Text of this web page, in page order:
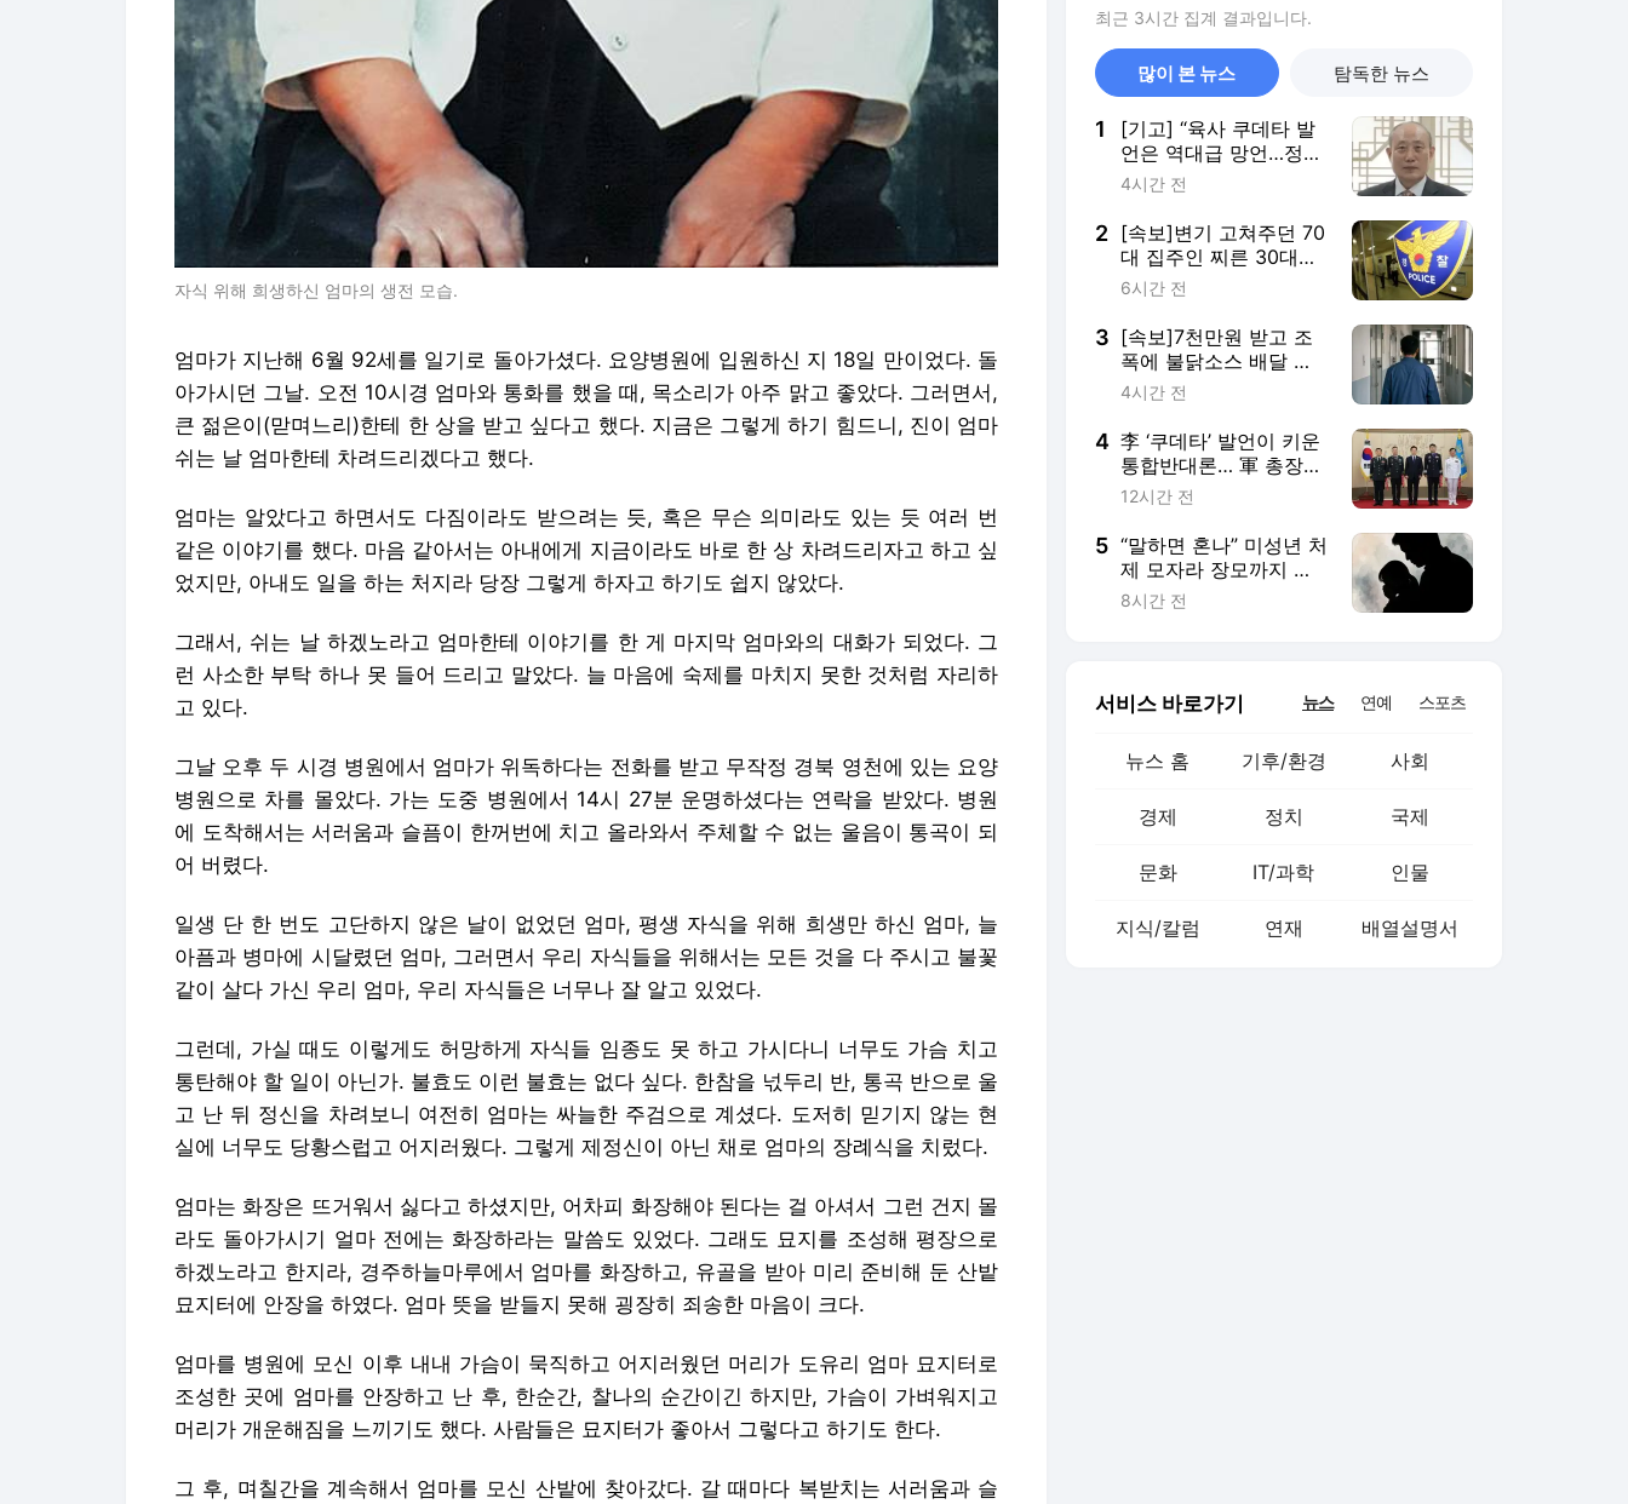
자식 위해 희생하신 엄마의 생전 모습.
엄마가 지난해 6월 92세를 일기로 돌아가셨다. 요양병원에 입원하신 지 18일 만이었다. 돌
아가시던 그날. 오전 10시경 엄마와 통화를 했을 때, 목소리가 아주 맑고 좋았다. 그러면서,
큰 젊은이(맏며느리)한테 한 상을 받고 싶다고 했다. 지금은 그렇게 하기 힘드니, 진이 엄마
쉬는 날 엄마한테 차려드리겠다고 했다.
엄마는 알았다고 하면서도 다짐이라도 받으려는 듯, 혹은 무슨 의미라도 있는 듯 여러 번
같은 이야기를 했다. 마음 같아서는 아내에게 지금이라도 바로 한 상 차려드리자고 하고 싶
었지만, 아내도 일을 하는 처지라 당장 그렇게 하자고 하기도 쉽지 않았다.
그래서, 쉬는 날 하겠노라고 엄마한테 이야기를 한 게 마지막 엄마와의 대화가 되었다. 그
런 사소한 부탁 하나 못 들어 드리고 말았다. 늘 마음에 숙제를 마치지 못한 것처럼 자리하
고 있다.
그날 오후 두 시경 병원에서 엄마가 위독하다는 전화를 받고 무작정 경북 영천에 있는 요양
병원으로 차를 몰았다. 가는 도중 병원에서 14시 27분 운명하셨다는 연락을 받았다. 병원
에 도착해서는 서러움과 슬픔이 한꺼번에 치고 올라와서 주체할 수 없는 울음이 통곡이 되
어 버렸다.
일생 단 한 번도 고단하지 않은 날이 없었던 엄마, 평생 자식을 위해 희생만 하신 엄마, 늘
아픔과 병마에 시달렸던 엄마, 그러면서 우리 자식들을 위해서는 모든 것을 다 주시고 불꽃
같이 살다 가신 우리 엄마, 우리 자식들은 너무나 잘 알고 있었다.
그런데, 가실 때도 이렇게도 허망하게 자식들 임종도 못 하고 가시다니 너무도 가슴 치고
통탄해야 할 일이 아닌가. 불효도 이런 불효는 없다 싶다. 한참을 넋두리 반, 통곡 반으로 울
고 난 뒤 정신을 차려보니 여전히 엄마는 싸늘한 주검으로 계셨다. 도저히 믿기지 않는 현
실에 너무도 당황스럽고 어지러웠다. 그렇게 제정신이 아닌 채로 엄마의 장례식을 치렀다.
엄마는 화장은 뜨거워서 싫다고 하셨지만, 어차피 화장해야 된다는 걸 아셔서 그런 건지 몰
라도 돌아가시기 얼마 전에는 화장하라는 말씀도 있었다. 그래도 묘지를 조성해 평장으로
하겠노라고 한지라, 경주하늘마루에서 엄마를 화장하고, 유골을 받아 미리 준비해 둔 산밭
묘지터에 안장을 하였다. 엄마 뜻을 받들지 못해 굉장히 죄송한 마음이 크다.
엄마를 병원에 모신 이후 내내 가슴이 묵직하고 어지러웠던 머리가 도유리 엄마 묘지터로
조성한 곳에 엄마를 안장하고 난 후, 한순간, 찰나의 순간이긴 하지만, 가슴이 가벼워지고
머리가 개운해짐을 느끼기도 했다. 사람들은 묘지터가 좋아서 그렇다고 하기도 한다.
그 후, 며칠간을 계속해서 엄마를 모신 산밭에 찾아갔다. 갈 때마다 복받치는 서러움과 슬
최근 3시간 집계 결과입니다.
많이 본 뉴스 탐독한 뉴스
1
[기고] “육사 쿠데타 발
언은 역대급 망언…정치
보복에서 출발한 국군사
얼룩졌다”
4시간 전
2 [속보]변기 고쳐주던 70
대 집주인 찌른 30대女
검거
6시간 전
3 [속보]7천만원 받고 조
폭에 불닭소스 배달 교
도관, 7년형
4시간 전
4 李 ‘쿠데타’ 발언이 키운
통합반대론… 軍 총장단
사상 첫 입장문
12시간 전
5 “말하면 혼나” 미성년 처
제 모자라 장모까지 추
행한 30대男
8시간 전
서비스 바로가기 뉴스 연예 스포츠
뉴스 홈 기후/환경 사회
경제 정치 국제
문화 IT/과학 인물
지식/칼럼 연재 배열설명서